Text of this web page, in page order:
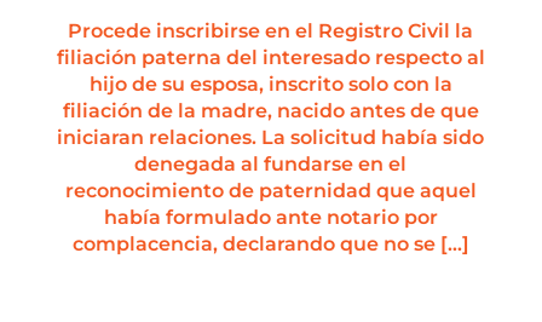
Procede inscribirse en el Registro Civil la
filiación paterna del interesado respecto al
hijo de su esposa, inscrito solo con la
filiación de la madre, nacido antes de que
iniciaran relaciones. La solicitud había sido
denegada al fundarse en el
reconocimiento de paternidad que aquel
había formulado ante notario por
complacencia, declarando que no se […]